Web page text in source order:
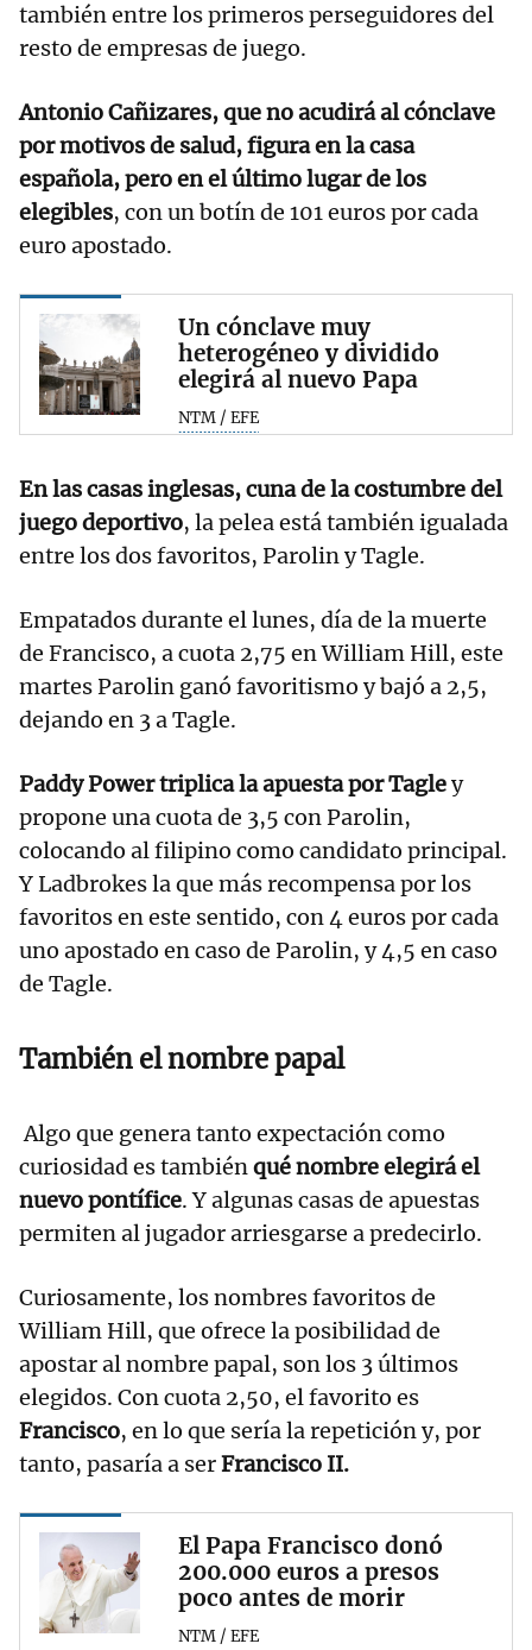
también entre los primeros perseguidores del
resto de empresas de juego.
Antonio Cañizares, que no acudirá al cónclave
por motivos de salud, figura en la casa
española, pero en el último lugar de los
elegibles, con un botín de 101 euros por cada
euro apostado.
Un cónclave muy
heterogéneo y dividido
elegirá al nuevo Papa
NTM / EFE
En las casas inglesas, cuna de la costumbre del
juego deportivo, la pelea está también igualada
entre los dos favoritos, Parolin y Tagle.
Empatados durante el lunes, día de la muerte
de Francisco, a cuota 2,75 en William Hill, este
martes Parolin ganó favoritismo y bajó a 2,5,
dejando en 3 a Tagle.
Paddy Power triplica la apuesta por Tagley
propone una cuota de 3,5 con Parolin,
colocando al filipino como candidato principal.
Y Ladbrokes la que más recompensa por los
favoritos en este sentido, con 4 euros por cada
uno apostado en caso de Parolin, y 4,5 en caso
de Tagle.
También el nombre papal
Algo que genera tanto expectación como
curiosidad es tambiénqué nombre elegirá el
nuevo pontífice. Y algunas casas de apuestas
permiten al jugador arriesgarse a predecirlo.
Curiosamente, los nombres favoritos de
William Hill, que ofrece la posibilidad de
apostar al nombre papal, son los 3 últimos
elegidos. Con cuota 2,50, el favorito es
Francisco, en lo que sería la repetición y, por
tanto, pasaría a serFrancisco II.
El Papa Francisco donó
200.000 euros a presos
poco antes de morir
NTM / EFE